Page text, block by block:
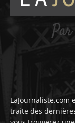
LaJournaliste.com
traite des